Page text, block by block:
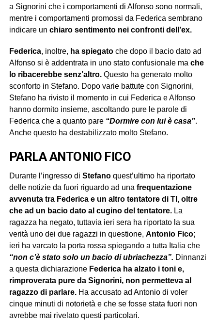
a Signorini che i comportamenti di Alfonso sono normali,
mentre i comportamenti promossi da Federica sembrano
indicare un chiaro sentimento nei confronti dell’ex.
Federica, inoltre, ha spiegatoche dopo il bacio dato ad
Alfonso si è addentrata in uno stato confusionale ma che
lo ribacerebbe senz’altro.Questo ha generato molto
sconforto in Stefano. Dopo varie battute con Signorini,
Stefano ha rivisto il momento in cui Federica e Alfonso
hanno dormito insieme, ascoltando pure le parole di
Federica che a quanto pare “Dormire con lui è casa”.
Anche questo ha destabilizzato molto Stefano.
PARLA ANTONIO FICO
Durante l’ingresso di Stefanoquest’ultimo ha riportato
delle notizie da fuori riguardo ad una frequentazione
avvenuta tra Federica e un altro tentatore di TI, oltre
che ad un bacio dato al cugino del tentatore.La
ragazza ha negato, tuttavia ieri sera ha riportato la sua
verità uno dei due ragazzi in questione, Antonio Fico;
ieri ha varcato la porta rossa spiegando a tutta Italia che
“non c’è stato solo un bacio di ubriachezza”. Dinnanzi
a questa dichiarazione Federica ha alzato i toni e,
rimproverata pure da Signorini, non permetteva al
ragazzo di parlare.Ha accusato ad Antonio di voler
cinque minuti di notorietà e che se fosse stata fuori non
avrebbe mai rivelato questi particolari.